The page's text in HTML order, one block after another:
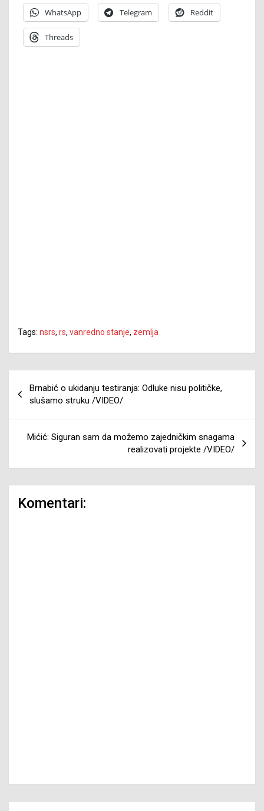
WhatsApp Telegram Reddit
Threads
Tags: nsrs, rs, vanredno stanje, zemlja
članaka
Brnabić o ukidanju testiranja: Odluke nisu političke,
slušamo struku /VIDEO/
Mićić: Siguran sam da možemo zajedničkim snagama
realizovati projekte /VIDEO/
Komentari: